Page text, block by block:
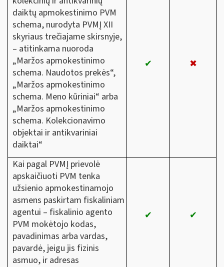
daiktų apmokestinimo PVM
schema, nurodyta PVMĮ XII
skyriaus trečiajame skirsnyje,
– atitinkama nuoroda
„Maržos apmokestinimo
schema. Naudotos prekės“,
„Maržos apmokestinimo
schema. Meno kūriniai“ arba
„Maržos apmokestinimo
schema. Kolekcionavimo
objektai ir antikvariniai
daiktai“
✔ ✖
Kai pagal PVMĮ prievolė
apskaičiuoti PVM tenka
užsienio apmokestinamojo
asmens paskirtam fiskaliniam
agentui – fiskalinio agento
PVM mokėtojo kodas,
pavadinimas arba vardas,
pavardė, jeigu jis fizinis
asmuo, ir adresas
✔ ✔